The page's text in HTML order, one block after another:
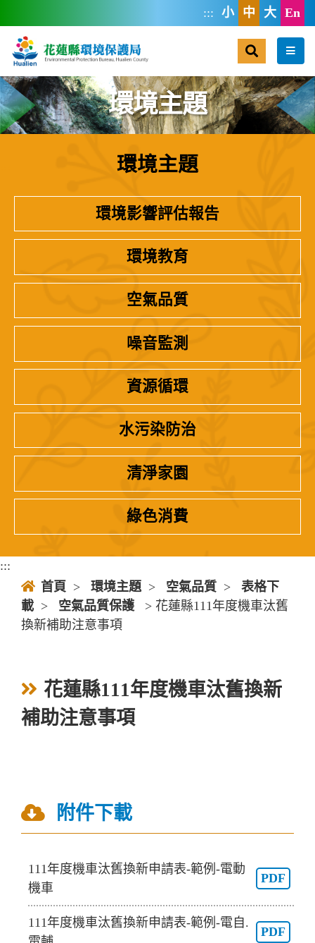
::: 小 中 大 En
選單
環境主題
環境主題
環境影響評估報告
環境教育
空氣品質
噪音監測
資源循環
水污染防治
清淨家園
綠色消費
:::
首頁 > 環境主題 > 空氣品質 >
表格下
載 > 空氣品質保護
> 花蓮縣111年度機車汰舊
換新補助注意事項
花蓮縣111年度機車汰舊換新
補助注意事項
附件下載
111年度機車汰舊換新申請表-範例-電動
機車
PDF
111年度機車汰舊換新申請表-範例-電自.
PDF